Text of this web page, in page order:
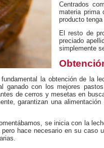
Centrados
materia prima
producto
El resto de
preciado
simplemente
la obtención de la
ganado con los mejores
de cerros y mesetas en
garantizan una
se inicia con la
hace necesario en su